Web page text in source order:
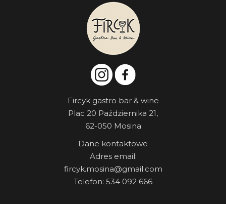
Fircyk gastro bar & wine
Plac 20 Października 21,
62-050 Mosina
Dane kontaktowe
Adres email:
fircyk.mosina@gmail.com
Telefon: 534 092 666